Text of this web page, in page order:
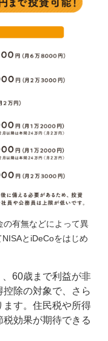
の有無などによって異
とiDeCoをはじめ
60歳まで利益が非
除の対象で、さら
ます。住民税や所得
効果が期待できる